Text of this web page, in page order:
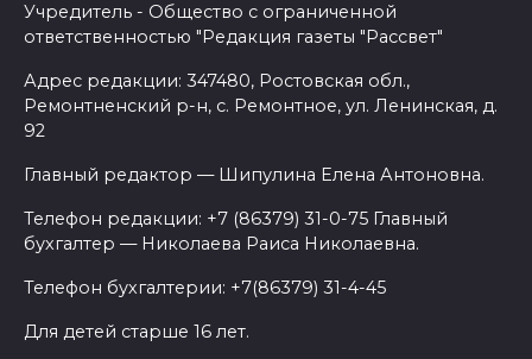
Учредитель - Общество с ограниченной
ответственностью "Редакция газеты "Рассвет"
Адрес редакции: 347480, Ростовская обл.,
Ремонтненский р-н, с. Ремонтное, ул. Ленинская, д.
92
Главный редактор — Шипулина Елена Антоновна.
Телефон редакции: +7 (86379) 31-0-75 Главный
бухгалтер — Николаева Раиса Николаевна.
Телефон бухгалтерии: +7(86379) 31-4-45
Для детей старше 16 лет.